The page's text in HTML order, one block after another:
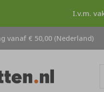
vanaf € 50,00 (Nederland)
I.v.m.